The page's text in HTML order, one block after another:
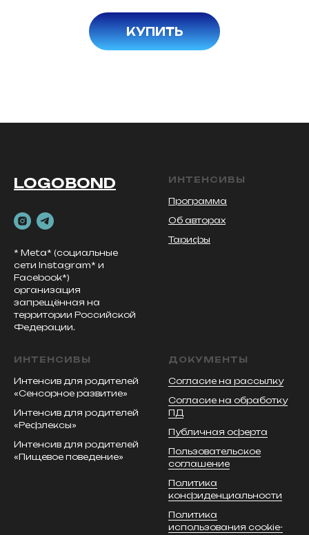
КУПИТЬ
LOGOBOND
* Meta* (социальные
сети Instagram* и
Facebook*)
организация
запрещённая на
территории Российской
Федерации.
ИНТЕНСИВЫ
Программа
Об авторах
Тарифы
ИНТЕНСИВЫ
Интенсив для родителей
«Сенсорное развитие»
Интенсив для родителей
«Рефлексы»
Интенсив для родителей
«Пищевое поведение»
ДОКУМЕНТЫ
Согласие на рассылку
Согласие на обработку
ПД
Публичная оферта
Пользовательское
соглашение
Политика
конфиденциальности
Политика
использования cookie-